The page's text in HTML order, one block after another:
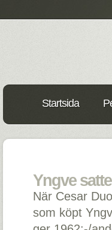
Startsida
Yngve
När Cesar
som köpt